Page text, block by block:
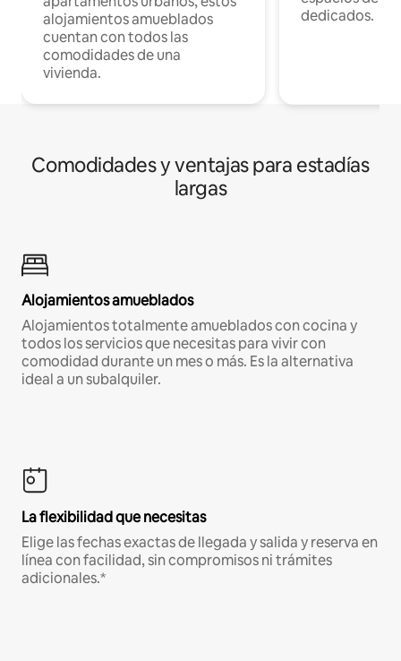
alojamientos amueblados
cuentan con todos las
comodidades de una
vivienda.
dedicados.
Comodidades y ventajas para estadías
largas
Alojamientos amueblados
Alojamientos totalmente amueblados con cocina y
todos los servicios que necesitas para vivir con
comodidad durante un mes o más. Es la alternativa
ideal a un subalquiler.
La flexibilidad que necesitas
Elige las fechas exactas de llegada y salida y reserva en
línea con facilidad, sin compromisos ni trámites
adicionales.*